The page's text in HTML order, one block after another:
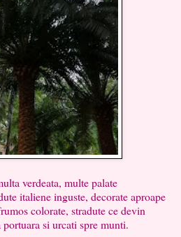
verdeata, multe palate
italiene inguste, decorate aproape
colorate, stradute ce devin
si urcati spre munti.